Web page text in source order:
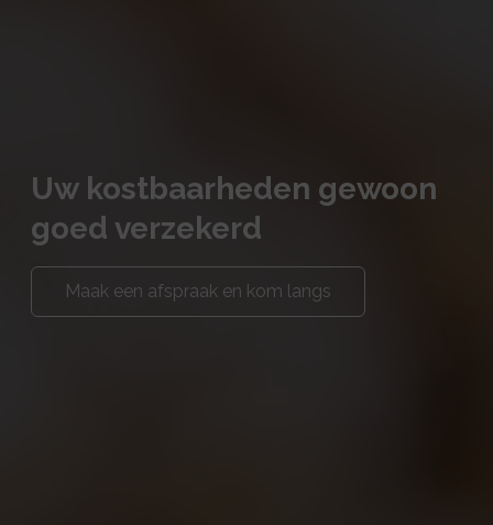
Uw kostbaarheden gewoon
goed verzekerd
Maak een afspraak en kom langs